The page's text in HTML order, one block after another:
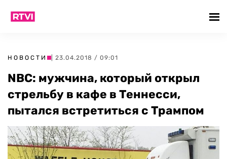
НОВОСТИ | 23.04.2018 / 09:01
NBC: мужчина, который открыл
стрельбу в кафе в Теннесси,
пытался встретиться с Трампом